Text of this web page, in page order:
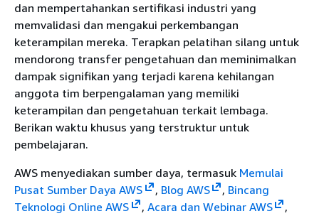
dan mempertahankan sertifikasi industri yang
memvalidasi dan mengakui perkembangan
keterampilan mereka. Terapkan pelatihan silang untuk
mendorong transfer pengetahuan dan meminimalkan
dampak signifikan yang terjadi karena kehilangan
anggota tim berpengalaman yang memiliki
keterampilan dan pengetahuan terkait lembaga.
Berikan waktu khusus yang terstruktur untuk
pembelajaran.
AWS menyediakan sumber daya, termasuk Memulai
Pusat Sumber Daya AWS
, Blog AWS , Bincang
Teknologi Online AWS
, Acara dan Webinar AWS
,